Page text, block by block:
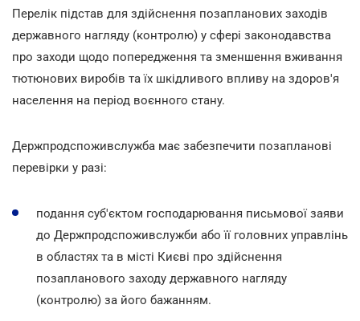
Перелік підстав для здійснення позапланових заходів
державного нагляду (контролю) у сфері законодавства
про заходи щодо попередження та зменшення вживання
тютюнових виробів та їх шкідливого впливу на здоров'я
населення на період воєнного стану.
Держпродспоживслужба має забезпечити позапланові
перевірки у разі:
подання суб'єктом господарювання письмової заяви
до Держпродспоживслужби або її головних управлінь
в областях та в місті Києві про здійснення
позапланового заходу державного нагляду
(контролю) за його бажанням.